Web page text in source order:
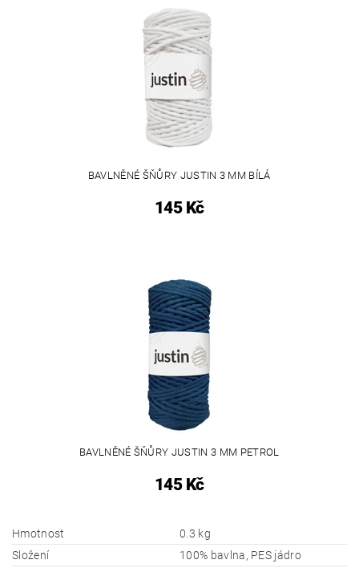
BAVLNĚNÉ ŠŇŮRY JUSTIN 3 MM BÍLÁ
145 Kč
BAVLNĚNÉ ŠŇŮRY JUSTIN 3 MM PETROL
145 Kč
Hmotnost
0.3 kg
Složení
100% bavlna, PES jádro